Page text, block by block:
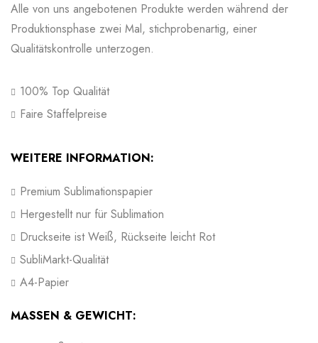
Alle von uns angebotenen Produkte werden während der
Produktionsphase zwei Mal, stichprobenartig, einer
Qualitätskontrolle unterzogen.
100% Top Qualität
Faire Staffelpreise
WEITERE INFORMATION:
Premium Sublimationspapier
Hergestellt nur für Sublimation
Druckseite ist Weiß, Rückseite leicht Rot
SubliMarkt-Qualität
A4-Papier
MASSEN & GEWICHT: